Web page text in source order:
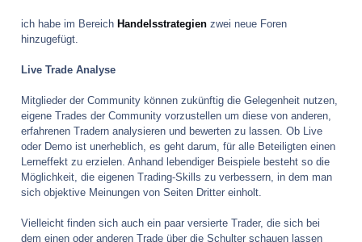
ich habe im Bereich Handelsstrategien zwei neue Foren
hinzugefügt.
Live Trade Analyse
Mitglieder der Community können zukünftig die Gelegenheit nutzen,
eigene Trades der Community vorzustellen um diese von anderen,
erfahrenen Tradern analysieren und bewerten zu lassen. Ob Live
oder Demo ist unerheblich, es geht darum, für alle Beteiligten einen
Lerneffekt zu erzielen. Anhand lebendiger Beispiele besteht so die
Möglichkeit, die eigenen Trading-Skills zu verbessern, in dem man
sich objektive Meinungen von Seiten Dritter einholt.
Vielleicht finden sich auch ein paar versierte Trader, die sich bei
dem einen oder anderen Trade über die Schulter schauen lassen